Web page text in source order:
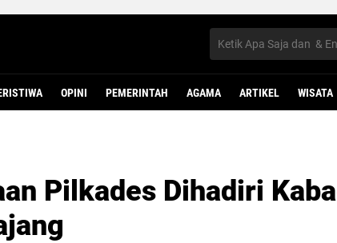
OPINI PEMERINTAH AGAMA ARTIKEL WISATA
Pilkades Dihadiri